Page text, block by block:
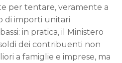
per tentare, veramente a
di importi unitari
in pratica, il Ministero
dei contribuenti non
a famiglie e imprese, ma